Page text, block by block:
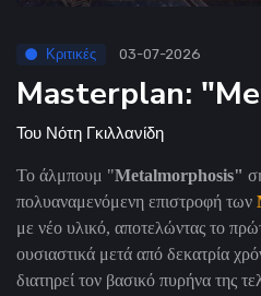
Κριτικές 03-07-2026
Masterplan:
Του Νότη Γκιλλανίδη
Το άλμπουμ "Metalmorphosis"
πολυαναμενόμενη επιστροφή των
με νέο υλικό, αποτελώντας το
ουσιαστικά μετά από δεκατρία
διατηρεί τον βασικό πυρήνα της